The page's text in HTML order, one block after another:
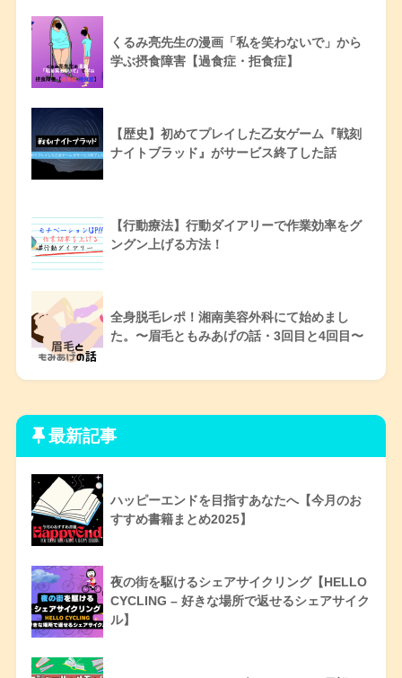
くるみ亮先生の漫画「私を笑わないで」から
学ぶ摂食障害【過食症・拒食症】
【歴史】初めてプレイした乙女ゲーム『戦刻
ナイトブラッド』がサービス終了した話
【行動療法】行動ダイアリーで作業効率をグ
ングン上げる方法！
全身脱毛レポ！湘南美容外科にて始めまし
た。〜眉毛ともみあげの話・3回目と4回目〜
最新記事
ハッピーエンドを目指すあなたへ【今月のお
すすめ書籍まとめ2025】
夜の街を駆けるシェアサイクリング【HELLO
CYCLING – 好きな場所で返せるシェアサイク
ル】